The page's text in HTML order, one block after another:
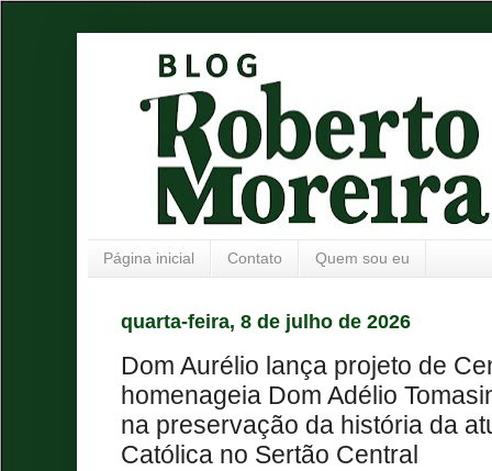
Página inicial Contato Quem sou eu
quarta-feira, 8 de julho de 2026
Dom Aurélio lança projeto de
homenageia Dom Adélio
na preservação da história da
Católica no Sertão Central